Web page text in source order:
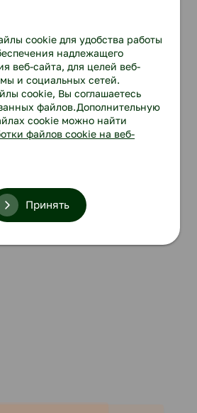
cookie для удобства работы
надлежащего
веб-сайта, для целей веб-
и социальных сетей.
cookie, Вы соглашаетесь
файлов.Дополнительную
cookie можно найти
файлов cookie на веб-
Принять